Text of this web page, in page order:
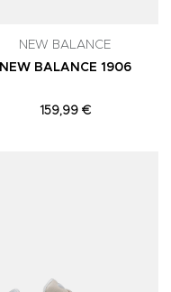
NEW BALANCE
NEW BALANCE 1906
159,99 €